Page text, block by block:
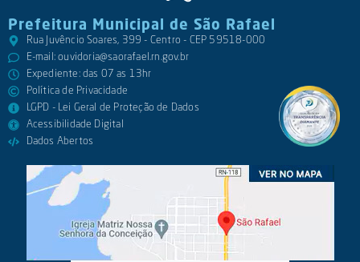
Prefeitura Municipal de São Rafael
Rua Juvêncio Soares, 399 - Centro - CEP 59518-000
E-mail:ouvidoria@saorafael.rn.gov.br
Expediente: das 07 as 13hr
Política de Privacidade
LGPD - Lei Geral de Proteção de Dados
Acessibilidade Digital
Dados Abertos